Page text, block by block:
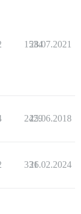
1534
28.07.2021
2429
25.06.2018
331
26.02.2024